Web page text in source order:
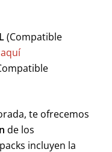
(Compatible
aquí
te ofrecemos
de los
incluyen la